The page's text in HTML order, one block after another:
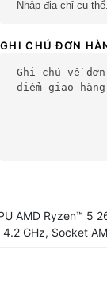
GHI CHÚ ĐƠN
AMD Ryzen™ 5
GHz, Socket